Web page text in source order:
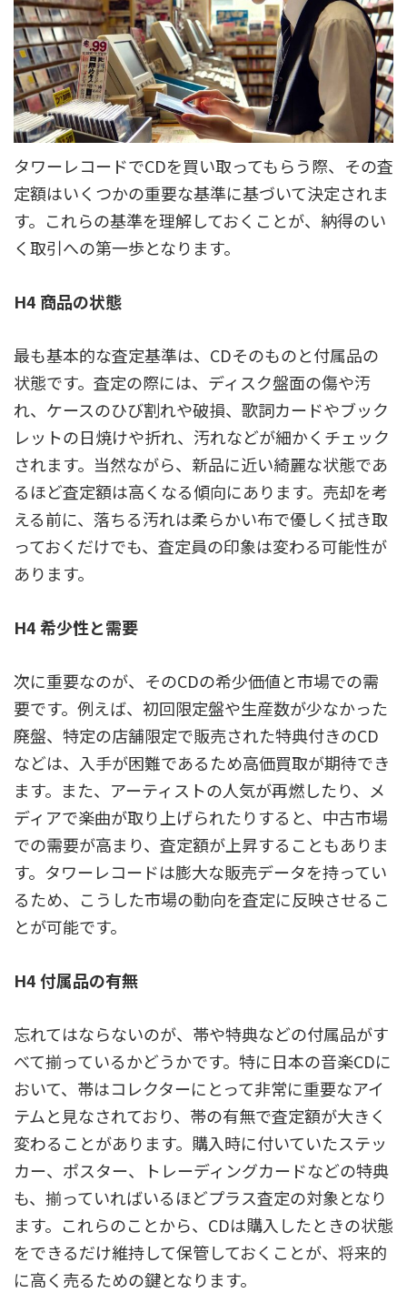
タワーレコードでCDを買い取ってもらう際、その査
定額はいくつかの重要な基準に基づいて決定されま
す。これらの基準を理解しておくことが、納得のい
く取引への第一歩となります。
H4 商品の状態
最も基本的な査定基準は、CDそのものと付属品の
状態です。査定の際には、ディスク盤面の傷や汚
れ、ケースのひび割れや破損、歌詞カードやブック
レットの日焼けや折れ、汚れなどが細かくチェック
されます。当然ながら、新品に近い綺麗な状態であ
るほど査定額は高くなる傾向にあります。売却を考
える前に、落ちる汚れは柔らかい布で優しく拭き取
っておくだけでも、査定員の印象は変わる可能性が
あります。
H4 希少性と需要
次に重要なのが、そのCDの希少価値と市場での需
要です。例えば、初回限定盤や生産数が少なかった
廃盤、特定の店舗限定で販売された特典付きのCD
などは、入手が困難であるため高価買取が期待でき
ます。また、アーティストの人気が再燃したり、メ
ディアで楽曲が取り上げられたりすると、中古市場
での需要が高まり、査定額が上昇することもありま
す。タワーレコードは膨大な販売データを持ってい
るため、こうした市場の動向を査定に反映させるこ
とが可能です。
H4 付属品の有無
忘れてはならないのが、帯や特典などの付属品がす
べて揃っているかどうかです。特に日本の音楽CDに
おいて、帯はコレクターにとって非常に重要なアイ
テムと見なされており、帯の有無で査定額が大きく
変わることがあります。購入時に付いていたステッ
カー、ポスター、トレーディングカードなどの特典
も、揃っていればいるほどプラス査定の対象となり
ます。これらのことから、CDは購入したときの状態
をできるだけ維持して保管しておくことが、将来的
に高く売るための鍵となります。